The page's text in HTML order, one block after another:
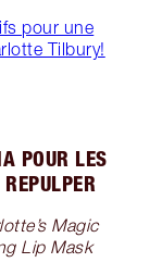
pour une
Tilbury!
POUR LES
Magic
Lip Mask